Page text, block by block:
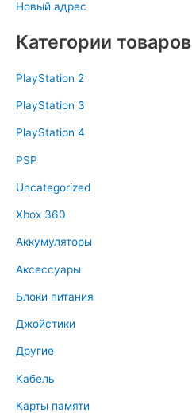
Новый адрес
Категории товаров
PlayStation 2
PlayStation 3
PlayStation 4
PSP
Uncategorized
Xbox 360
Аккумуляторы
Аксессуары
Блоки питания
Джойстики
Другие
Кабель
Карты памяти